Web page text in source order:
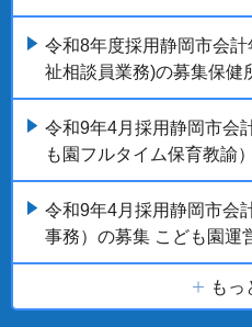
令和8年度採用静岡市会
祉相談員業務)の募集保健
令和9年4月採用静岡市会
も園フルタイム保育教諭
令和9年4月採用静岡市会
事務）の募集 こども園運
もっ